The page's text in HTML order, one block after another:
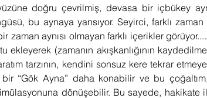
doğru çevrilmiş, devasa bir içbükey
bu aynaya yansıyor. Seyirci, farklı
zaman aynısı olmayan farklı içerikler
(zamanın akışkanlığının
tarzının, kendini sonsuz kere tekrar
bir “Gök Ayna” daha konabilir ve bu
dönüşebilir. Bu sayede, hakikate